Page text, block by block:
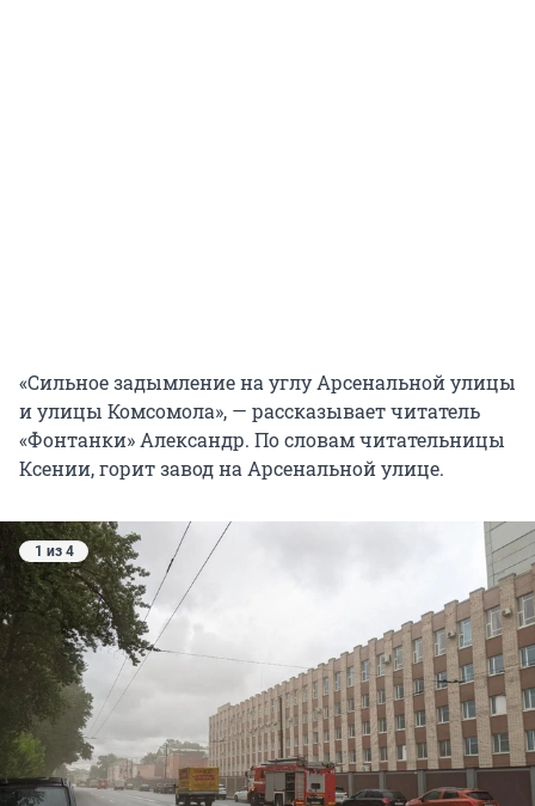
«Сильное задымление на углу Арсенальной улицы
и улицы Комсомола», — рассказывает читатель
«Фонтанки» Александр. По словам читательницы
Ксении, горит завод на Арсенальной улице.
1 из 4